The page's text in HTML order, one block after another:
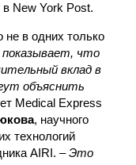
New York Post.
не в одних только
показывает, что
вклад в
объяснить
Medical Express
, научного
технологий
AIRI. –Это